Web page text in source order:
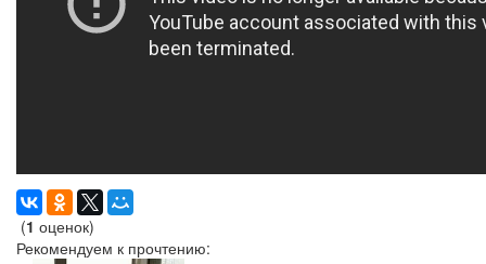
(1 оценок)
Рекомендуем к прочтению: